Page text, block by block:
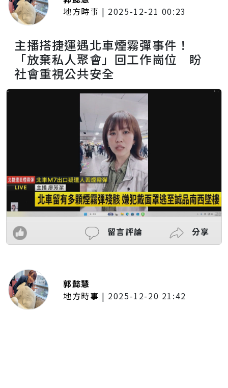
地方時事 | 2025-12-21 00:23
主播搭捷運遇北車煙霧彈事件！
「放棄私人聚會」回工作崗位 盼
社會重視公共安全
留言評論 分享
郭懿慧
地方時事 | 2025-12-20 21:42